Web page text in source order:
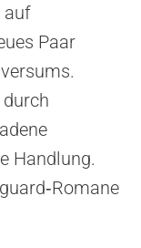
auf
Paar
Handlung.